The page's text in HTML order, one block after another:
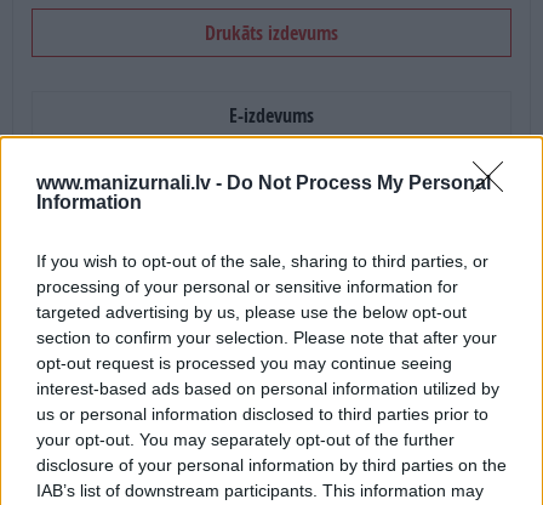
www.manizurnali.lv - Do Not Process My Personal
Information
If you wish to opt-out of the sale, sharing to third parties, or
processing of your personal or sensitive information for
targeted advertising by us, please use the below opt-out
section to confirm your selection. Please note that after your
opt-out request is processed you may continue seeing
interest-based ads based on personal information utilized by
us or personal information disclosed to third parties prior to
your opt-out. You may separately opt-out of the further
disclosure of your personal information by third parties on the
IAB’s list of downstream participants. This information may
Drukāts izdevums
E-izdevums
Abonēšanas perioda sākums:
Mēnešu skaits:
4 mēneši /8.40 Eur
4 izdevumi / 2.10 Eur par izdevumu *
*Visas cenas portālā ManiZurnali.lv norādītas € ar PVN.
Žurnālu izdevumu skaits var atšķirties, kā to nosaka Lietošanas
noteikumi